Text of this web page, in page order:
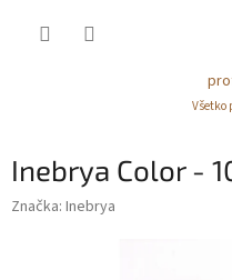
Všetko
Inebrya Color -
Značka: Inebrya